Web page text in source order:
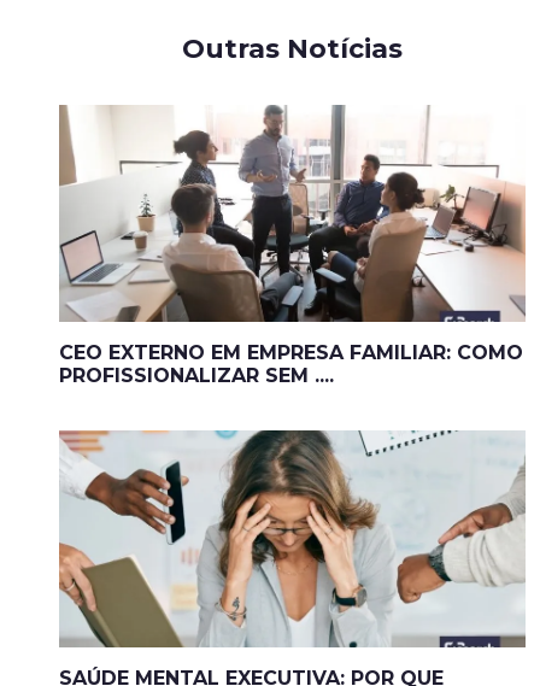
Outras Notícias
CEO EXTERNO EM EMPRESA FAMILIAR: COMO
PROFISSIONALIZAR SEM ....
SAÚDE MENTAL EXECUTIVA: POR QUE